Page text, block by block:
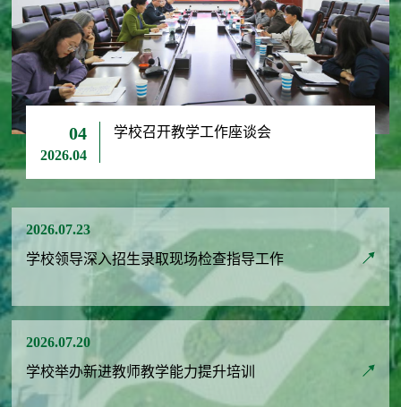
04
2026.04
学校召开教学工作座谈会
2026.07.23
学校领导深入招生录取现场检查指导工作
2026.07.20
学校举办新进教师教学能力提升培训